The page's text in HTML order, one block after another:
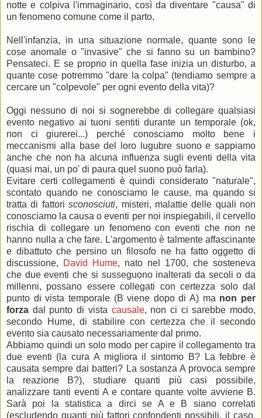
notte e colpiva l'immaginario, così da diventare "causa" di
un fenomeno comune come il parto.
Nell'infanzia, in una situazione normale, quante sono le
cose anomale o "invasive" che si fanno su un bambino?
Pensateci. E se proprio in quella fase inizia un disturbo, a
quante cose potremmo "dare la colpa" (tendiamo sempre a
cercare un "colpevole" per ogni evento della vita)?
Oggi nessuno di noi si sognerebbe di collegare qualsiasi
evento negativo ai tuoni sentiti durante un temporale (ok,
non ci giurerei...) perché conosciamo molto bene i
meccanismi alla base del loro lugubre suono e sappiamo
anche che non ha alcuna influenza sugli eventi della vita
(quasi mai, un po' di paura quel suono può farla).
Evitare certi collegamenti è quindi considerato "naturale",
scontato quando ne conosciamo le cause, ma quando si
tratta di fattorisconosciuti, misteri, malattie delle quali non
conosciamo la causa o eventi per noi inspiegabili, il cervello
rischia di collegare un fenomeno con eventi che non ne
hanno nulla a che fare. L'argomento è talmente affascinante
e dibattuto che persino un filosofo ne ha fatto oggetto di
discussione,
David Hume, nato nel 1700, che sosteneva
che due eventi che si susseguono inalterati da secoli o da
millenni, possano essere collegati con certezza solo dal
punto di vista temporale (B viene dopo di A) ma non per
forza dal punto di vista causale, non ci ci sarebbe modo,
secondo Hume, di stabilire con certezza che il secondo
evento sia causato necessariamente dal primo.
Abbiamo quindi un solo modo per capire il collegamento tra
due eventi (la cura A migliora il sintomo B? La febbre è
causata sempre dai batteri? La sostanza A provoca sempre
la reazione B?), studiare quanti più casi possibile,
analizzare tanti eventi A e contare quante volte avviene B.
Sarà poi la statistica a dirci se A e B siano correlati
(escludendo quanti più fattori confondenti possibili, il caso,